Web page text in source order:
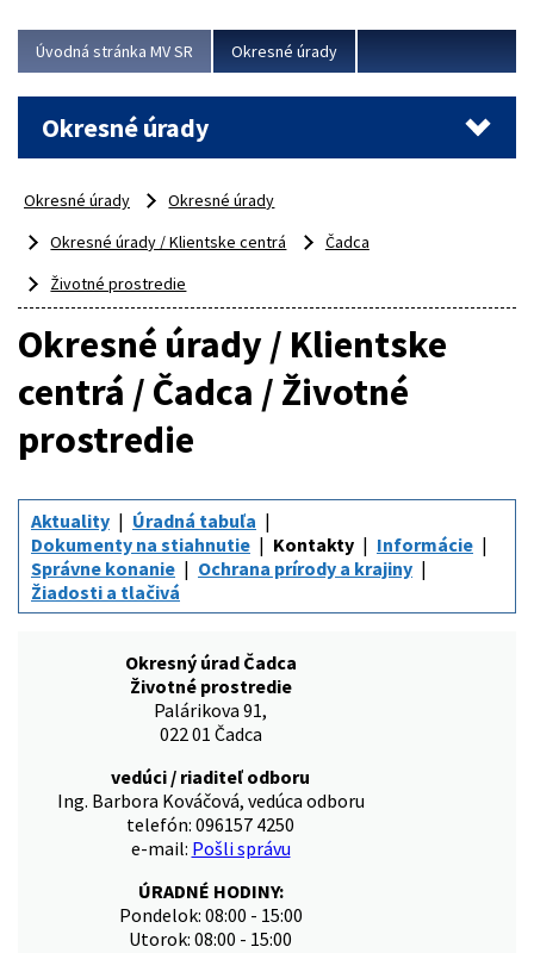
Viac
Úvodná stránka MV SR Okresné úrady
Okresné úrady
Okresné úrady
Okresné úrady
Okresné úrady / Klientske centrá
Čadca
Životné prostredie
Okresné úrady / Klientske
centrá / Čadca / Životné
prostredie
Aktuality
Úradná tabuľa
Dokumenty na stiahnutie
Kontakty
Informácie
Správne konanie
Ochrana prírody a krajiny
Žiadosti a tlačivá
Okresný úrad Čadca
Životné prostredie
Palárikova 91,
022 01 Čadca
vedúci / riaditeľ odboru
Ing. Barbora Kováčová, vedúca odboru
telefón: 096157 4250
e-mail: Pošli správu
ÚRADNÉ HODINY:
Pondelok: 08:00 - 15:00
Utorok: 08:00 - 15:00